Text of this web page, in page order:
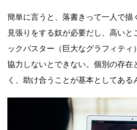
簡単に言うと、落書きって一人で描
見張りをする奴が必要だし、高いと
ックバスター（巨大なグラフィティ
協力しないとできない。個別の存在
く、助け合うことが基本としてある